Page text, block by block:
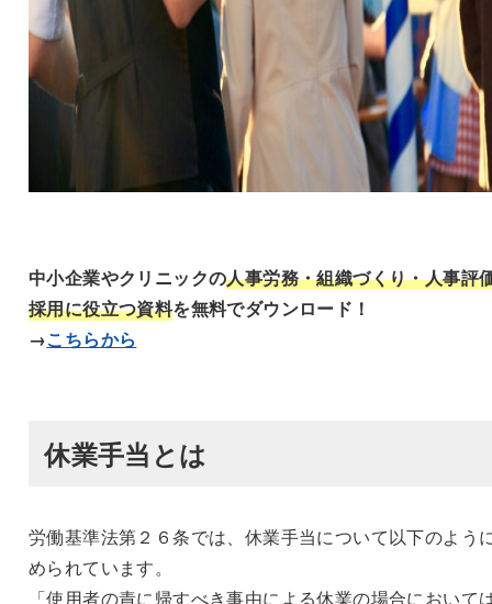
中小企業やクリニックの人事労務・組織づくり・人事評
採用に役立つ資料を無料でダウンロード！
→こちらから
休業手当とは
労働基準法第２６条では、休業手当について以下のよう
められています。
「使用者の責に帰すべき事由による休業の場合において